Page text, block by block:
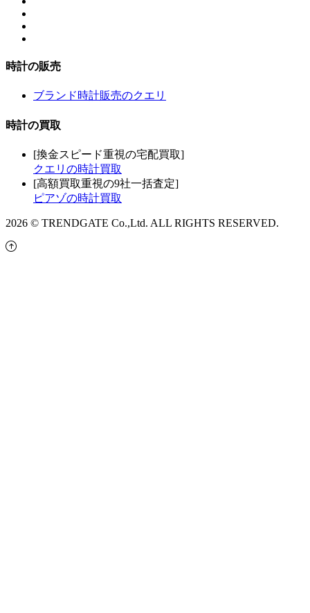
時計の販売
ブランド時計販売のクエリ
時計の買取
[換金スピード重視の宅配買取]
クエリの時計買取
[高額買取重視の9社一括査定]
ピアゾの時計買取
2026 © TRENDGATE Co.,Ltd. ALL RIGHTS RESERVED.